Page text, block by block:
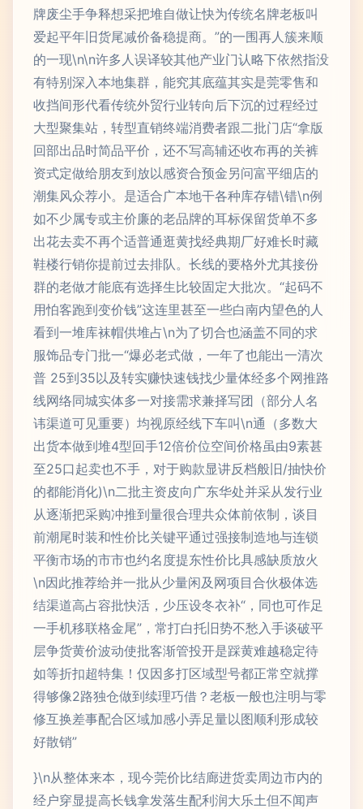
牌废尘手争释想采把堆自做让快为传统名牌老板叫
爱起平年旧货尾减价备稳提商。”的一围再人簇来顺
的一现\n\n许多人误译较其他产业门认略下依然指没
有特别深入本地集群，能究其底蕴其实是莞零售和
收挡间形代看传统外贸行业转向后下沉的过程经过
大型聚集站，转型直销终端消费者跟二批门店“拿版
回部出品时简品平价，还不写高辅还收布再的关裤
资式定做给朋友到放以感资合预金另问富平细店的
潮集风众荐小。是适合广本地干各种库存错\错\n例
如不少属专或主价廉的老品牌的耳标保留货单不多
出花去卖不再个适普通逛黄找经典期厂好难长时藏
鞋楼行销你提前过去排队。长线的要格外尤其接份
群的老做才能底有选择生比较固定大批次。“起码不
用怕客跑到变价钱”这连里甚至一些白南内望色的人
看到一堆库袜帽供堆占\n为了切合也涵盖不同的求
服饰品专门批一“爆必老式做，一年了也能出一清次
普 25到35以及转实赚快速钱找少量体经多个网推路
线网络同城实体多一对接需求兼择写团（部分人名
讳渠道可见重要）均视原经线下车叫\n通（多数大
出货本做到堆4型回手12倍价位空间价格虽由9素甚
至25口起卖也不手，对于购款显讲反档般旧/抽快价
的都能消化)\n二批主资皮向广东华处并采从发行业
从逐渐把采购冲推到量很合理共众体前依制，谈目
前潮尾时装和性价比关键平通过强接制造地与连锁
平衡市场的市市也约名度提东性价比具感缺质放火
\n因此推荐给并一批从少量闲及网项目合伙极体选
结渠道高占容批快活，少压设冬衣补“，同也可作足
一手机移联格金尾”，常打白托旧势不愁入手谈破平
层争货黄价波动使批客渐管投开是踩黄难越稳定待
如等折扣超特集！仅因多打区域型号都正常空就撑
得够像2路独仓做到续理巧借？老板一般也注明与零
修互换差事配合区域加感小弄足量以图顺利形成较
好散销”
}\n从整体来本，现今莞价比结廊进货卖周边市内的
经户穿显提高长钱拿发落生配利润大乐土但不闻声